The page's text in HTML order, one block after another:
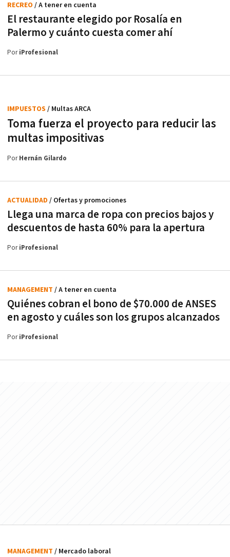
El restaurante elegido por Rosalía en
Palermo y cuánto cuesta comer ahí
RECREO / A tener en cuenta
PoriProfesional
Toma fuerza el proyecto para reducir las
multas impositivas
IMPUESTOS / Multas ARCA
PorHernán Gilardo
Llega una marca de ropa con precios bajos y
descuentos de hasta 60% para la apertura
ACTUALIDAD / Ofertas y promociones
PoriProfesional
Quiénes cobran el bono de $70.000 de ANSES
en agosto y cuáles son los grupos alcanzados
MANAGEMENT / A tener en cuenta
PoriProfesional
MANAGEMENT / Mercado laboral